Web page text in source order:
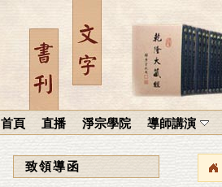
首頁 直播 淨宗學院 導師講演
致領導函